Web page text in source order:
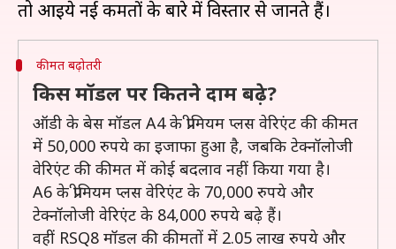
कीमत बढ़ोतरी
किस मॉडल पर कितने दाम बढ़े?
ऑडी के बेस मॉडल A4 के प्रीमियम प्लस वेरिएंट की कीमत
में 50,000 रुपये का इजाफा हुआ है, जबकि टेक्नॉलोजी
वेरिएंट की कीमत में कोई बदलाव नहीं किया गया है।
A6 के प्रीमियम प्लस वेरिएंट के 70,000 रुपये और
टेक्नॉलोजी वेरिएंट के 84,000 रुपये बढ़े हैं।
वहीं RSQ8 मॉडल की कीमतों में 2.05 लाख रुपये और